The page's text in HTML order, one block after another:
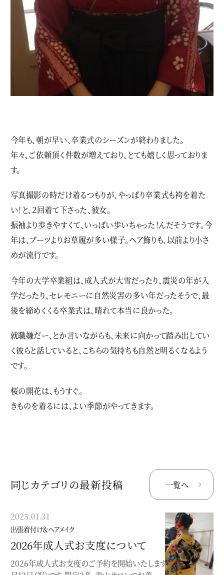
今年も、朝が早い、卒業式のシーズンが終わりました。
年々、ご依頼頂く件数が増えており、とても嬉しく思っておりま
す。
写真撮影の時だけ着るつもりが、やっぱり卒業式も袴を着た
い！と、２回着て下さった、彼女。
振袖より歩きやすくて、いっぱい歩いちゃった！んだそうです。今
年は、ブーツよりお草履が多い様子。ヘア飾りも、以前より小さ
めが流行です。
今年の大学卒業組は、成人式が大雪だったり、震災の年が入
学だったり、セレモニーに自然災害の多い年だったそうで、最
後を締めくくる卒業式は、晴れて本当に良かった。
就職嫌だー、とか言いながらも、未来に向かって踏み出してい
く彼らと話していると、こちらの気持ちも自然と明るくなるよう
です。
桜の開花は、もうすぐ。
きものを着るには、よい季節がやってきます。
同じカテゴリの最新投稿 一覧へ
2025.01.31
出張着付け＆ヘアメイク
2026年成人式お支度について
2026年成人式お支度のご予約を開始いたします。2026年は、1
2024.08.29
出張着付け＆ヘアメイク
2025.1.13（祝）成人式のお支度
について